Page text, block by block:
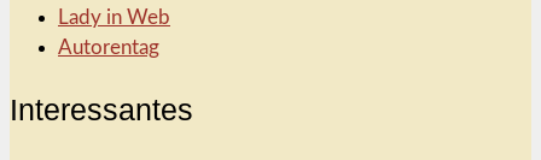
Lady in Web
Autorentag
Interessantes